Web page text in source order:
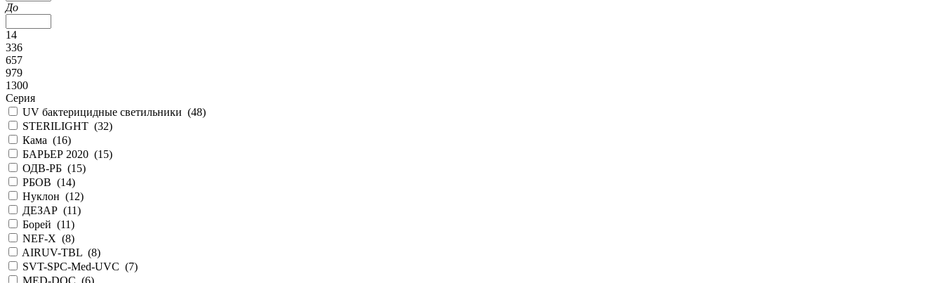
До
14
336
657
979
1300
Серия
UV бактерицидные светильники (48)
STERILIGHT (32)
Кама (16)
БАРЬЕР 2020 (15)
ОДВ-РБ (15)
РБОВ (14)
Нуклон (12)
ДЕЗАР (11)
Борей (11)
NEF-X (8)
AIRUV-TBL (8)
SVT-SPC-Med-UVC (7)
MED-DOC (6)